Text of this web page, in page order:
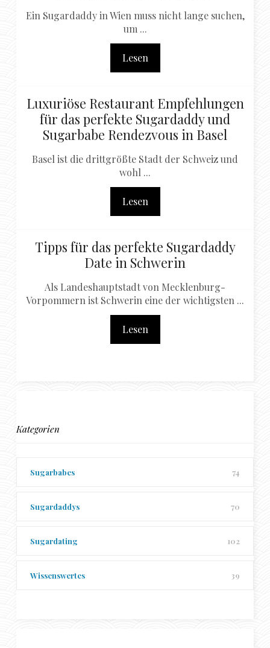
Ein Sugardaddy in Wien muss nicht lange suchen,
um ...
Lesen
Luxuriöse Restaurant Empfehlungen
für das perfekte Sugardaddy und
Sugarbabe Rendezvous in Basel
Basel ist die drittgrößte Stadt der Schweiz und
wohl ...
Lesen
Tipps für das perfekte Sugardaddy
Date in Schwerin
Als Landeshauptstadt von Mecklenburg-
Vorpommern ist Schwerin eine der wichtigsten ...
Lesen
Kategorien
Sugarbabes 74
Sugardaddys 70
Sugardating 102
Wissenswertes 39